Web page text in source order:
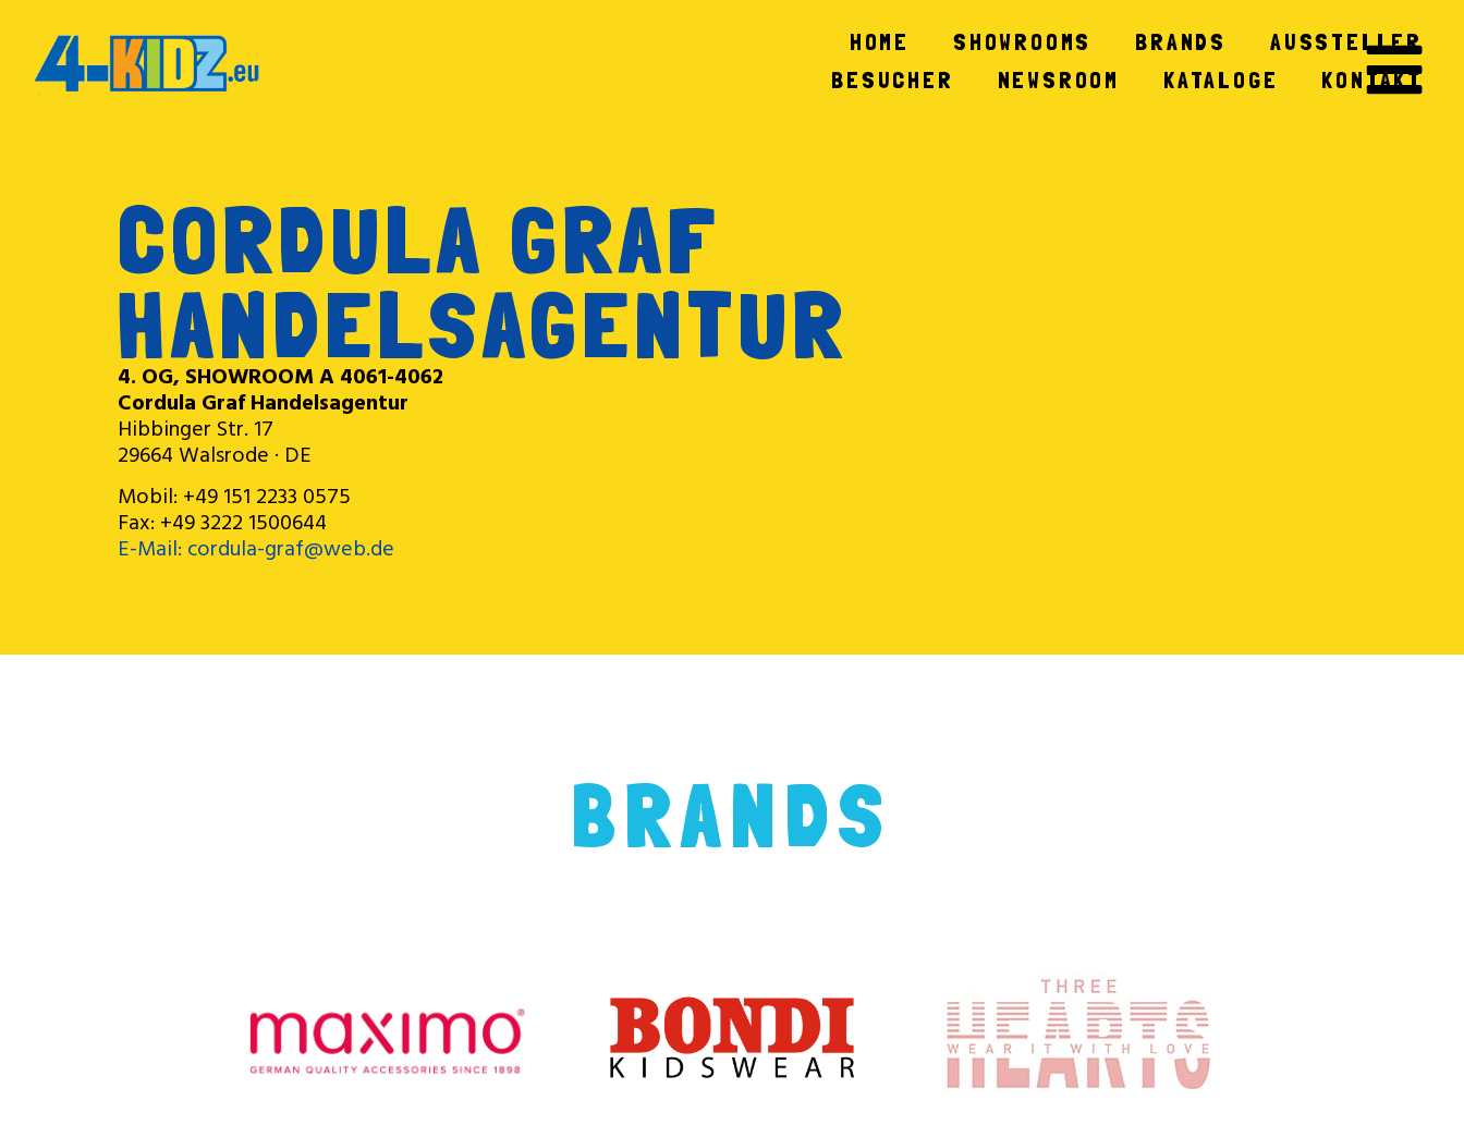
HOME SHOWROOMS BRANDS
AUSSTELLER
BESUCHER
NEWSROOM KATALOGE KONTAKT
CORDULA GRAF
HANDELSAGENTUR
4. OG, SHOWROOM A 4061-4062
Cordula Graf Handelsagentur
Hibbinger Str. 17
29664 Walsrode · DE
Mobil: +49 151 2233 0575
Fax: +49 3222 1500644
E-Mail: cordula-graf@web.de
BRANDS